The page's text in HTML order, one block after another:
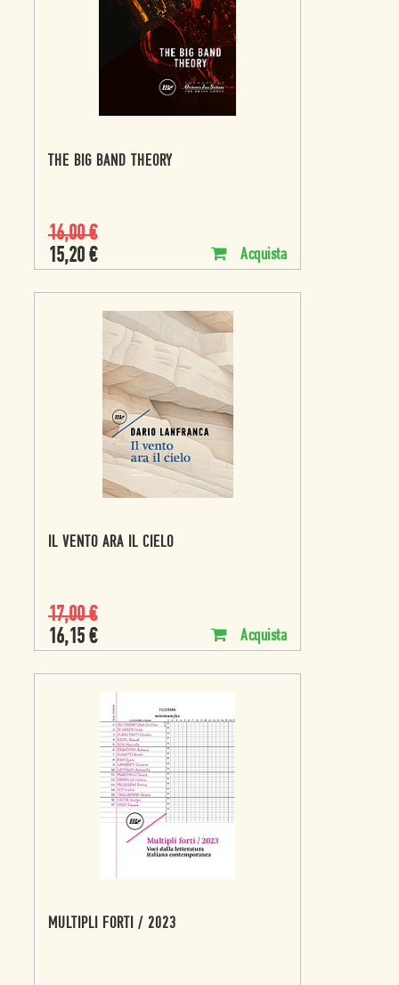
THE BIG BAND THEORY
16,00€
15,20 € Acquista
IL VENTO ARA IL CIELO
17,00€
16,15 € Acquista
MULTIPLI FORTI / 2023